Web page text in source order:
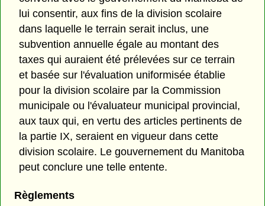
lui consentir, aux fins de la division scolaire
dans laquelle le terrain serait inclus, une
subvention annuelle égale au montant des
taxes qui auraient été prélevées sur ce terrain
et basée sur l'évaluation uniformisée établie
pour la division scolaire par la Commission
municipale ou l'évaluateur municipal provincial,
aux taux qui, en vertu des articles pertinents de
la partie IX, seraient en vigueur dans cette
division scolaire. Le gouvernement du Manitoba
peut conclure une telle entente.
Règlements